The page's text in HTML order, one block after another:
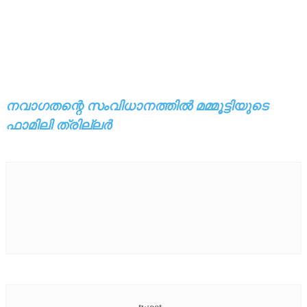
നവാഗതന്റെ സംവിധാനത്തില്‍ മമ്മൂട്ടിയുടെ
ഫാമിലി ത്രില്ലര്‍